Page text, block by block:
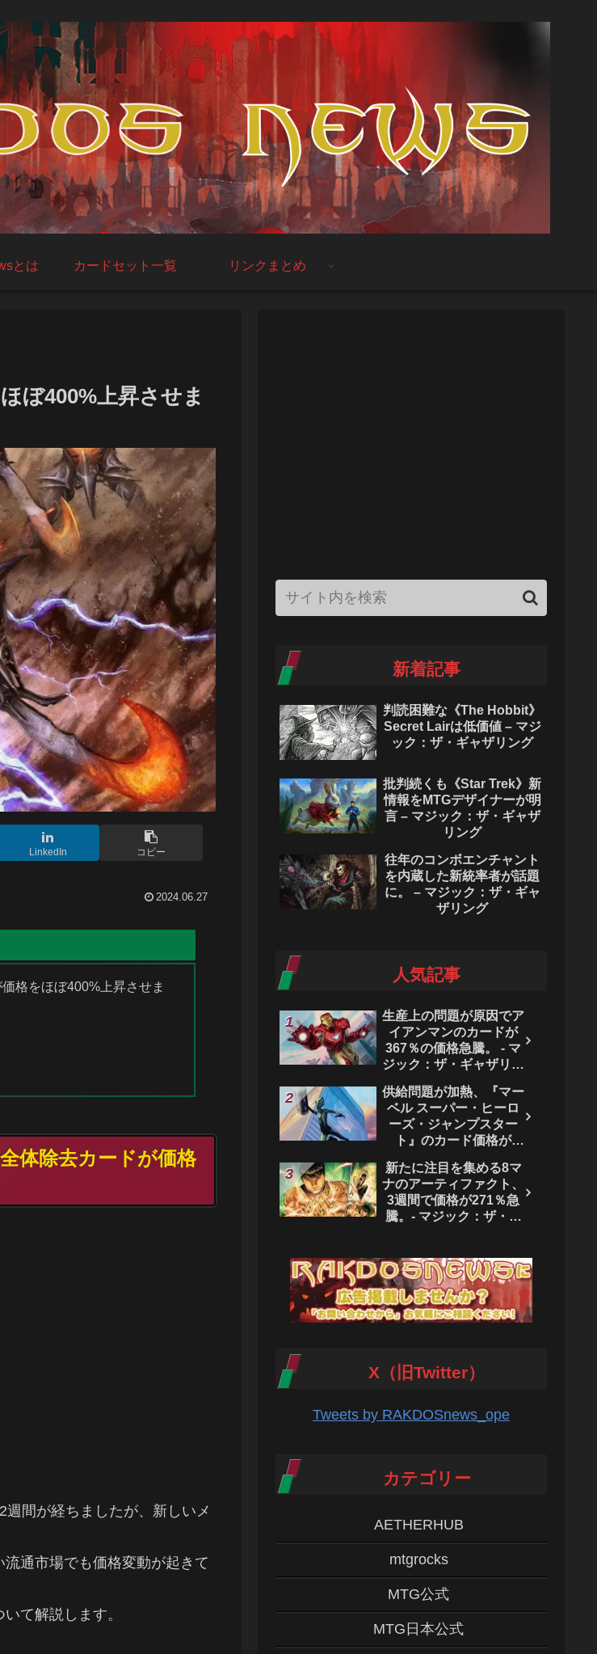
とは カードセット一覧 リンクまとめ
ぼ400%上昇させま
LinkedIn コピー
2024.06.27
格をほぼ400%上昇させま
体除去カードが価格
週間が経ちましたが、新しいメ
通市場でも価格変動が起きて
て解説します。
新着記事
判読困難な《The Hobbit》
Secret Lairは低価値 – マジ
ック：ザ・ギャザリング
批判続くも《Star Trek》新
情報をMTGデザイナーが明
言 – マジック：ザ・ギャザ
リング
往年のコンボエンチャント
を内蔵した新統率者が話題
に。 – マジック：ザ・ギャ
ザリング
人気記事
生産上の問題が原因でア
イアンマンのカードが
367％の価格急騰。 - マ
ジック：ザ・ギャザリン
供給問題が加熱、『マー
ベル スーパー・ヒーロ
ーズ・ジャンプスター
ト』のカード価格が
ク：ザ・ギャザリング
新たに注目を集める8マ
ナのアーティファクト、
3週間で価格が271％急
騰。- マジック：ザ・ギ
X（旧Twitter）
Tweets by RAKDOSnews_ope
カテゴリー
AETHERHUB
mtgrocks
MTG公式
MTG日本公式